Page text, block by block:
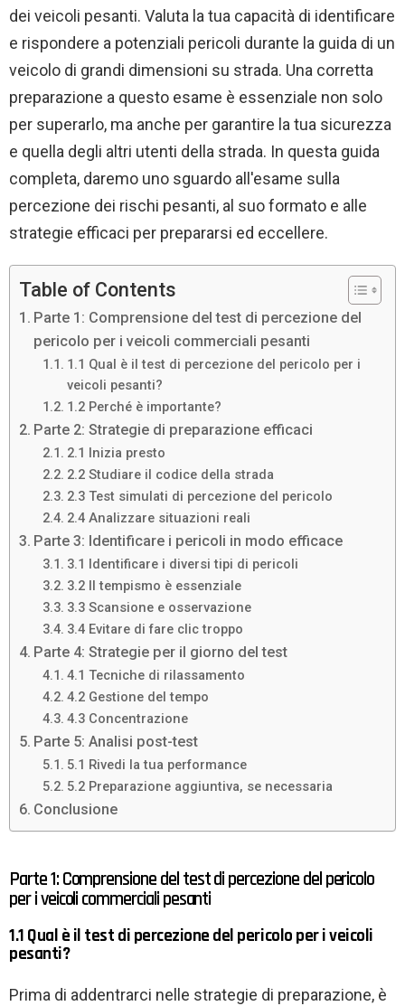
dei veicoli pesanti. Valuta la tua capacità di identificare
e rispondere a potenziali pericoli durante la guida di un
veicolo di grandi dimensioni su strada. Una corretta
preparazione a questo esame è essenziale non solo
per superarlo, ma anche per garantire la tua sicurezza
e quella degli altri utenti della strada. In questa guida
completa, daremo uno sguardo all'esame sulla
percezione dei rischi pesanti, al suo formato e alle
strategie efficaci per prepararsi ed eccellere.
Table of Contents
Parte 1: Comprensione del test di percezione del
pericolo per i veicoli commerciali pesanti
1.1 Qual è il test di percezione del pericolo per i
veicoli pesanti?
1.2 Perché è importante?
Parte 2: Strategie di preparazione efficaci
2.1 Inizia presto
2.2 Studiare il codice della strada
2.3 Test simulati di percezione del pericolo
2.4 Analizzare situazioni reali
Parte 3: Identificare i pericoli in modo efficace
3.1 Identificare i diversi tipi di pericoli
3.2 Il tempismo è essenziale
3.3 Scansione e osservazione
3.4 Evitare di fare clic troppo
Parte 4: Strategie per il giorno del test
4.1 Tecniche di rilassamento
4.2 Gestione del tempo
4.3 Concentrazione
Parte 5: Analisi post-test
5.1 Rivedi la tua performance
5.2 Preparazione aggiuntiva, se necessaria
Conclusione
Parte 1: Comprensione del test di percezione del pericolo
per i veicoli commerciali pesanti
1.1 Qual è il test di percezione del pericolo per i veicoli
pesanti?
Prima di addentrarci nelle strategie di preparazione, è